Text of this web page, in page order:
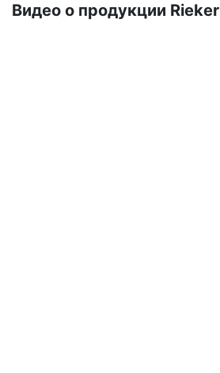
Ви­део о про­дук­ции Ri­eker